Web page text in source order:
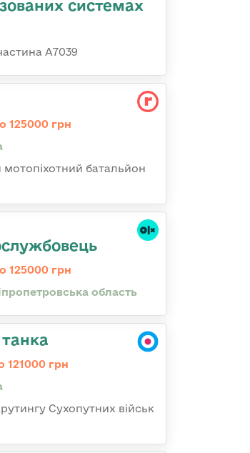
системах
А7039
125000 грн
батальйон
125000 грн
область
121000 грн
Сухопутних військ